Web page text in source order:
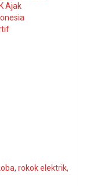
Ajak
, rokok elektrik,